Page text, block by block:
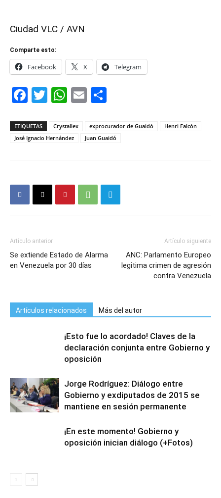
Ciudad VLC / AVN
Comparte esto:
Facebook X Telegram
Facebook
Twitter
WhatsApp
Email
ETIQUETAS Crystallex exprocurador de Guaidó
Henri Falcón
José Ignacio Hernández
Juan Guaidó
Artículo anterior
Se extiende Estado de Alarma
en Venezuela por 30 días
Artículo siguiente
ANC: Parlamento Europeo
legitima crimen de agresión
contra Venezuela
Artículos relacionados Más del autor
¡Esto fue lo acordado! Claves de la
declaración conjunta entre Gobierno y
oposición
Jorge Rodríguez: Diálogo entre
Gobierno y exdiputados de 2015 se
mantiene en sesión permanente
¡En este momento! Gobierno y
oposición inician diálogo (+Fotos)